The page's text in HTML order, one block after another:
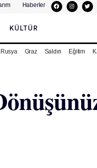
Haberler
KÜLTÜR
Rusya Graz Saldırı Eğitim